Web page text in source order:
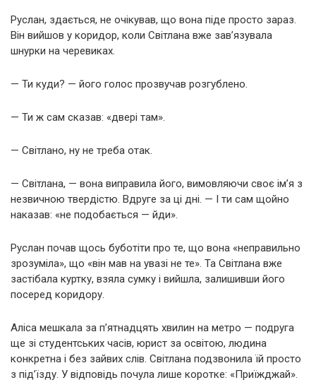
Руслан, здається, не очікував, що вона піде просто зараз.
Він вийшов у коридор, коли Світлана вже зав’язувала
шнурки на черевиках.
— Ти куди? — його голос прозвучав розгублено.
— Ти ж сам сказав: «двері там».
— Світлано, ну не треба отак.
— Світлана, — вона виправила його, вимовляючи своє ім’я з
незвичною твердістю. Вдруге за ці дні. — І ти сам щойно
наказав: «не подобається — йди».
Руслан почав щось буботіти про те, що вона «неправильно
зрозуміла», що «він мав на увазі не те». Та Світлана вже
застібала куртку, взяла сумку і вийшла, залишивши його
посеред коридору.
Аліса мешкала за п’ятнадцять хвилин на метро — подруга
ще зі студентських часів, юрист за освітою, людина
конкретна і без зайвих слів. Світлана подзвонила їй просто
з під’їзду. У відповідь почула лише коротке: «Приїжджай».